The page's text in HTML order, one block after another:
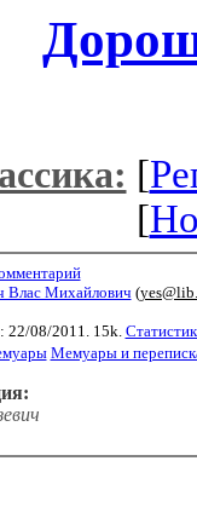
[
[
Влас Михайлович (
22/08/2011. 15k.
Мемуары и